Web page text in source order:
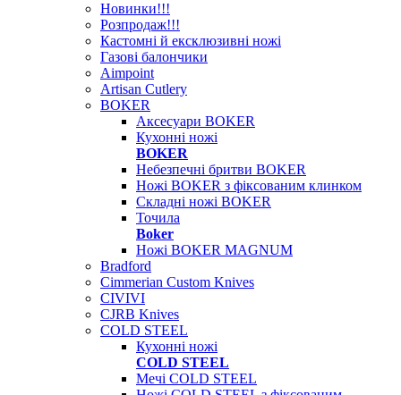
Новинки!!!
Розпродаж!!!
Кастомні й ексклюзивні ножі
Газові балончики
Aimpoint
Artisan Cutlery
BOKER
Аксесуари BOKER
Кухонні ножі
BOKER
Небезпечні бритви BOKER
Ножі BOKER з фіксованим клинком
Складні ножі BOKER
Точила
Boker
Ножі BOKER MAGNUM
Bradford
Cimmerian Custom Knives
CIVIVI
CJRB Knives
COLD STEEL
Кухонні ножі
COLD STEEL
Мечі COLD STEEL